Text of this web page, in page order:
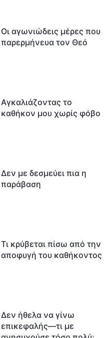
Οι αγωνιώδεις μέρες που
παρερμήνευα τον Θεό
Αγκαλιάζοντας το
καθήκον μου χωρίς φόβο
Δεν με δεσμεύει πια η
παράβαση
Τι κρύβεται πίσω από την
αποφυγή του καθήκοντος
Δεν ήθελα να γίνω
επικεφαλής—τι με